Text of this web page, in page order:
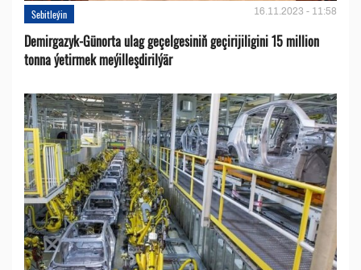
Sebitleýin 16.11.2023 - 11:58
Demirgazyk-Günorta ulag geçelgesiniň geçirijiligini 15 million
tonna ýetirmek meýilleşdirilýär